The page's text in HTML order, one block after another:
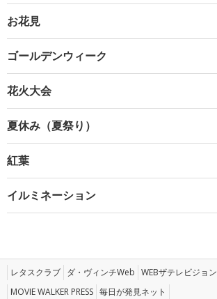
お花見
ゴールデンウィーク
花火大会
夏休み（夏祭り）
紅葉
イルミネーション
レタスクラブ ダ・ヴィンチWeb WEBザテレビジョン
MOVIE WALKER PRESS 毎日が発見ネット